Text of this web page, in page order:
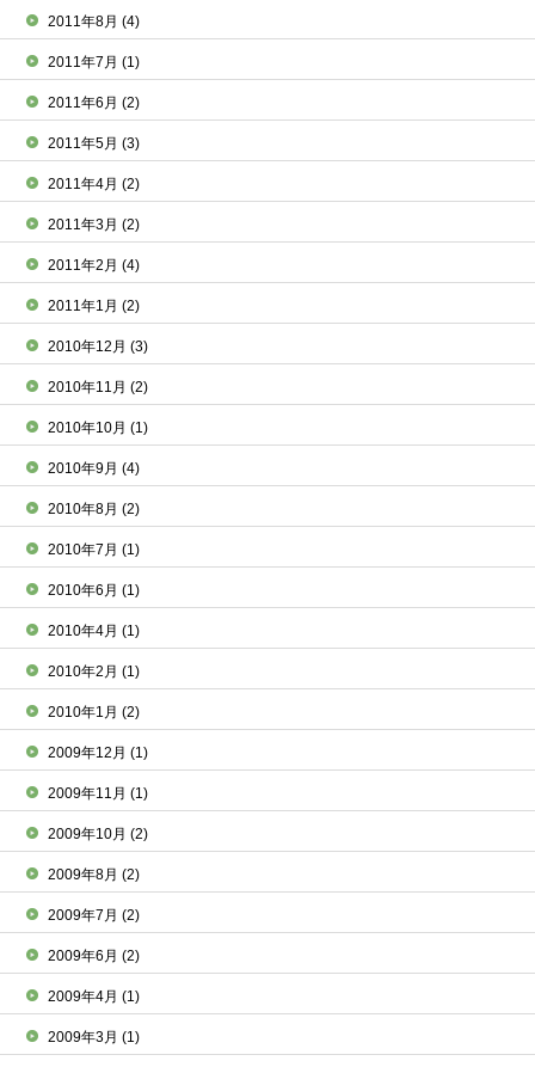
2011年8月(4)
2011年7月(1)
2011年6月(2)
2011年5月(3)
2011年4月(2)
2011年3月(2)
2011年2月(4)
2011年1月(2)
2010年12月(3)
2010年11月(2)
2010年10月(1)
2010年9月(4)
2010年8月(2)
2010年7月(1)
2010年6月(1)
2010年4月(1)
2010年2月(1)
2010年1月(2)
2009年12月(1)
2009年11月(1)
2009年10月(2)
2009年8月(2)
2009年7月(2)
2009年6月(2)
2009年4月(1)
2009年3月(1)